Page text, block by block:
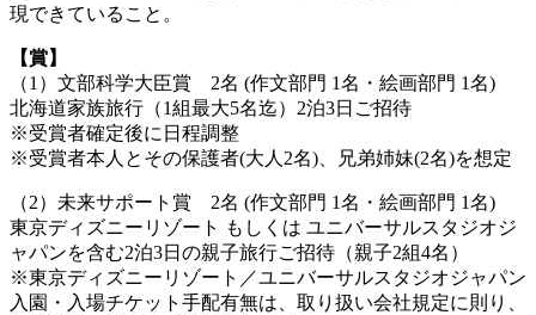
現できていること。
【賞】
（1）文部科学大臣賞 2名 (作文部門 1名・絵画部門 1名)
北海道家族旅行（1組最大5名迄）2泊3日ご招待
※受賞者確定後に日程調整
※受賞者本人とその保護者(大人2名)、兄弟姉妹(2名)を想定
（2）未来サポート賞 2名 (作文部門 1名・絵画部門 1名)
東京ディズニーリゾート もしくは ユニバーサルスタジオジ
ャパンを含む2泊3日の親子旅行ご招待（親子2組4名）
※東京ディズニーリゾート／ユニバーサルスタジオジャパン
入園・入場チケット手配有無は、取り扱い会社規定に則り、